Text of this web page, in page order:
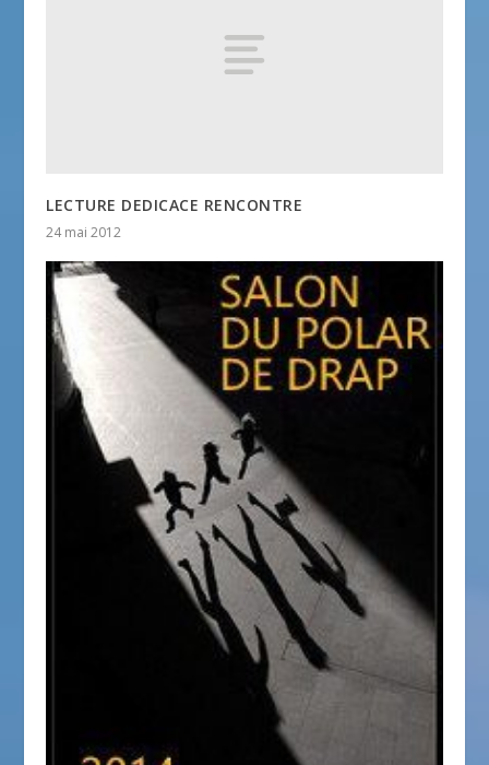
LECTURE DEDICACE RENCONTRE
24 mai 2012